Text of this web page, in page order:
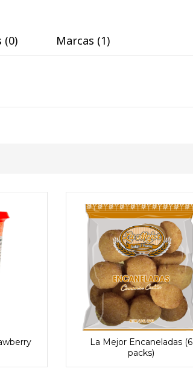
(0) Marcas (1)
La Mejor Encaneladas (6
packs)